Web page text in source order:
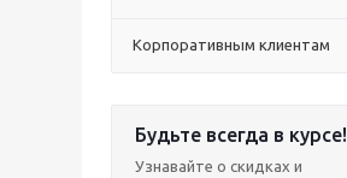
Корпоративным клиентам
Будьте всегда в курсе!
Узнавайте о скидках и